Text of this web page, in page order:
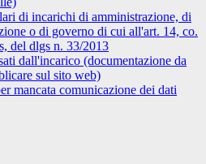
di incarichi di amministrazione, di
o di governo di cui all'art. 14, co.
del dlgs n. 33/2013
dall'incarico (documentazione da
sul sito web)
mancata comunicazione dei dati